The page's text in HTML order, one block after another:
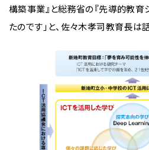
構築事業』と総務省の『先導的教育
たのです」と、佐々木孝司教育長は話